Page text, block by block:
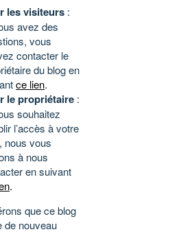
les visiteurs :
avez des
vous
contacter le
du blog en
ce lien.
le propriétaire :
souhaitez
l’accès à votre
nous vous
à nous
en suivant
.
que ce blog
de nouveau